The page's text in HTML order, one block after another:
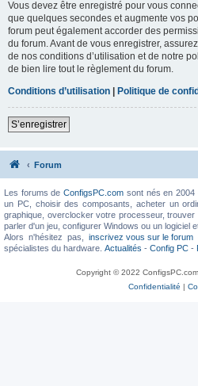
Vous devez être enregistré pour vous
que quelques secondes et augmente vos
forum peut également accorder des
du forum. Avant de vous enregistrer,
de nos conditions d’utilisation et de notre
de bien lire tout le règlement du forum.
Conditions d’utilisation | Politique de
S’enregistrer
Forum
Les forums deConfigsPC.com sont nés en 2004
un PC, choisir des composants, acheter un
graphique, overclocker votre processeur, trouver
parler d'un jeu, configurer Windows ou un logiciel
Alors n'hésitez pas, inscrivez vous sur le forum
spécialistes du hardware. Actualités - Config PC -
Copyright © 2022
Confidentialité |